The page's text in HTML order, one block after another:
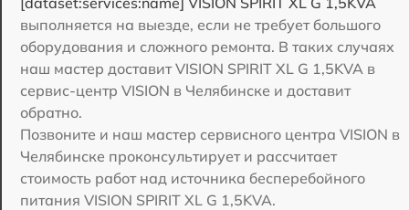
выполняется на выезде, если не требует большого
оборудования и сложного ремонта. В таких случаях
наш мастер доставит VISION SPIRIT XL G 1,5KVA в
сервис-центр VISION в Челябинске и доставит
обратно.
Позвоните и наш мастер сервисного центра VISION в
Челябинске проконсультирует и рассчитает
стоимость работ над источника бесперебойного
питания VISION SPIRIT XL G 1,5KVA.